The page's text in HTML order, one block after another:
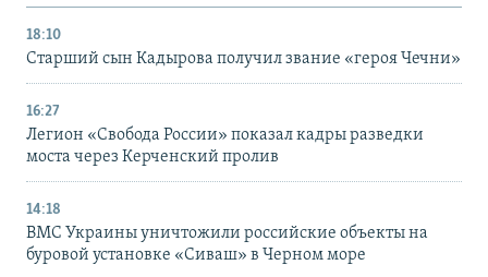
18:10
Старший сын Кадырова получил звание «героя Чечни»
16:27
Легион «Свобода России» показал кадры разведки
моста через Керченский пролив
14:18
ВМС Украины уничтожили российские объекты на
буровой установке «Сиваш» в Черном море